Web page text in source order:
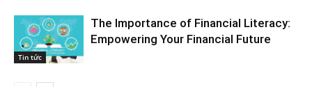
Tin tức
The Importance of Financial Literacy:
Empowering Your Financial Future